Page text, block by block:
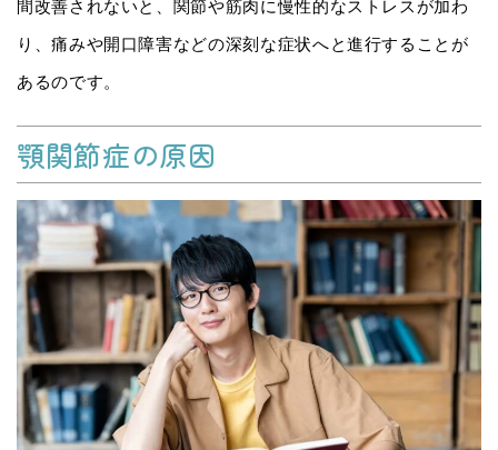
間改善されないと、関節や筋肉に慢性的なストレスが加わ
り、痛みや開口障害などの深刻な症状へと進行することが
あるのです。
顎関節症の原因